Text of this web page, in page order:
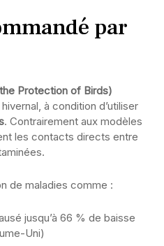
par
Protection of Birds)
à condition d’utiliser
. Contrairement aux modèles
les contacts directs entre
de maladies comme :
jusqu’à 66 % de baisse
Uni)